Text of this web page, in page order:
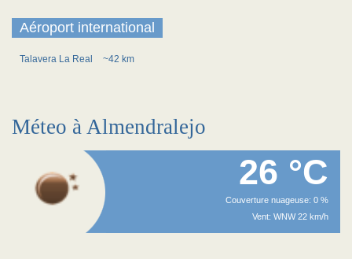
Aéroport international
Talavera La Real ~42 km
Méteo à Almendralejo
26 °C
Couverture nuageuse: 0 %
Vent: WNW 22 km/h